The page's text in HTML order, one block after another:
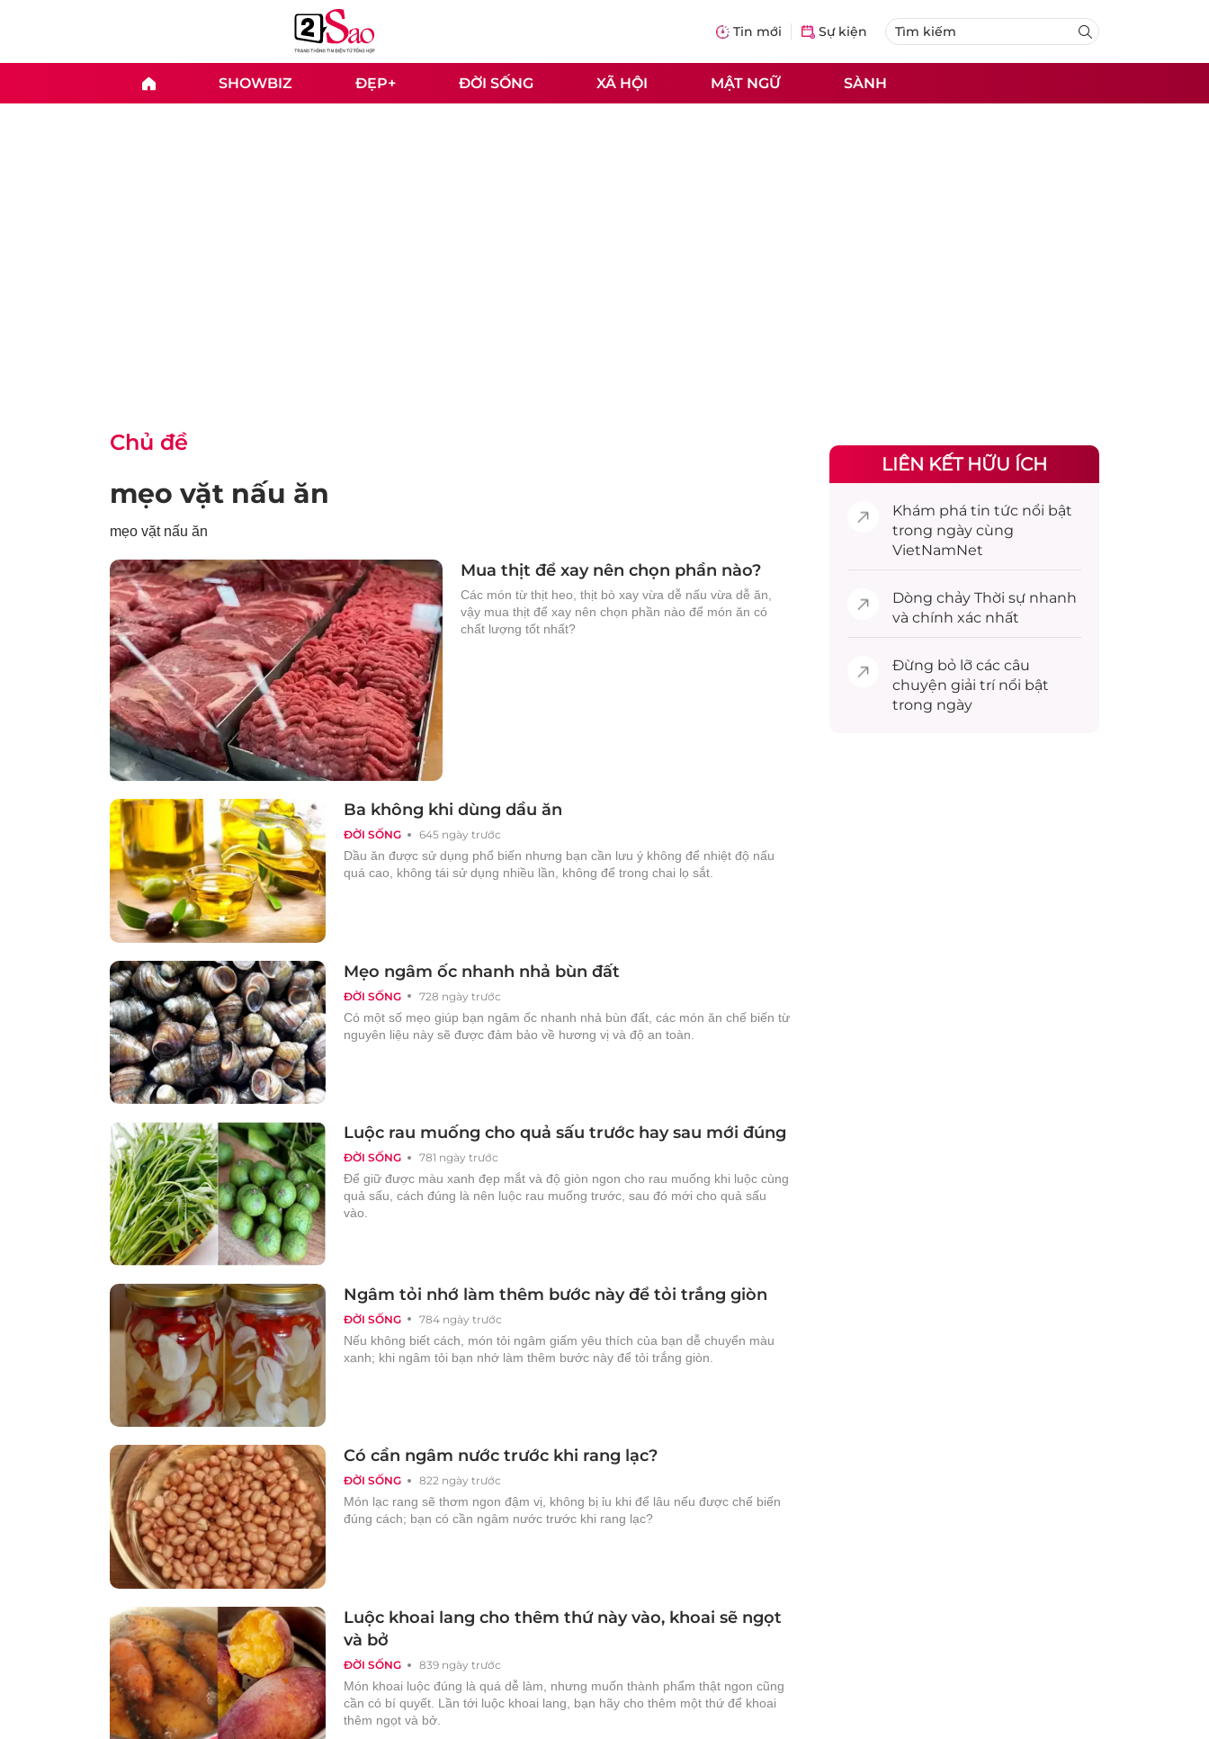
Tin mới Sự kiện
SHOWBIZ ĐẸP+ ĐỜI SỐNG XÃ HỘI MẬT NGỮ SÀNH
Chủ đề
mẹo vặt nấu ăn
mẹo vặt nấu ăn
Mua thịt để xay nên chọn phần nào?
Các món từ thịt heo, thịt bò xay vừa dễ nấu vừa dễ ăn,
vậy mua thịt để xay nên chọn phần nào để món ăn có
chất lượng tốt nhất?
ĐỜI SỐNG 645 ngày trước
Ba không khi dùng dầu ăn
Dầu ăn được sử dụng phổ biến nhưng bạn cần lưu ý không để nhiệt độ nấu
quá cao, không tái sử dụng nhiều lần, không để trong chai lọ sắt.
ĐỜI SỐNG 728 ngày trước
Mẹo ngâm ốc nhanh nhả bùn đất
Có một số mẹo giúp bạn ngâm ốc nhanh nhả bùn đất, các món ăn chế biến từ
nguyên liệu này sẽ được đảm bảo về hương vị và độ an toàn.
ĐỜI SỐNG 781 ngày trước
Luộc rau muống cho quả sấu trước hay sau mới đúng
Để giữ được màu xanh đẹp mắt và độ giòn ngon cho rau muống khi luộc cùng
quả sấu, cách đúng là nên luộc rau muống trước, sau đó mới cho quả sấu
vào.
ĐỜI SỐNG 784 ngày trước
Ngâm tỏi nhớ làm thêm bước này để tỏi trắng giòn
Nếu không biết cách, món tỏi ngâm giấm yêu thích của bạn dễ chuyển màu
xanh; khi ngâm tỏi bạn nhớ làm thêm bước này để tỏi trắng giòn.
ĐỜI SỐNG 822 ngày trước
Có cần ngâm nước trước khi rang lạc?
Món lạc rang sẽ thơm ngon đậm vị, không bị ỉu khi để lâu nếu được chế biến
đúng cách; bạn có cần ngâm nước trước khi rang lạc?
ĐỜI SỐNG 839 ngày trước
Luộc khoai lang cho thêm thứ này vào, khoai sẽ ngọt
và bở
Món khoai luộc đúng là quá dễ làm, nhưng muốn thành phẩm thật ngon cũng
cần có bí quyết. Lần tới luộc khoai lang, bạn hãy cho thêm một thứ để khoai
thêm ngọt và bở.
LIÊN KẾT HỮU ÍCH
Khám phá tin tức nổi bật
trong ngày cùng
VietNamNet
Dòng chảy Thời sự nhanh
và chính xác nhất
Đừng bỏ lỡ các câu
chuyện giải trínổi bật
trong ngày